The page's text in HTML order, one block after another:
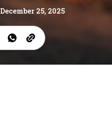
December 25, 2025